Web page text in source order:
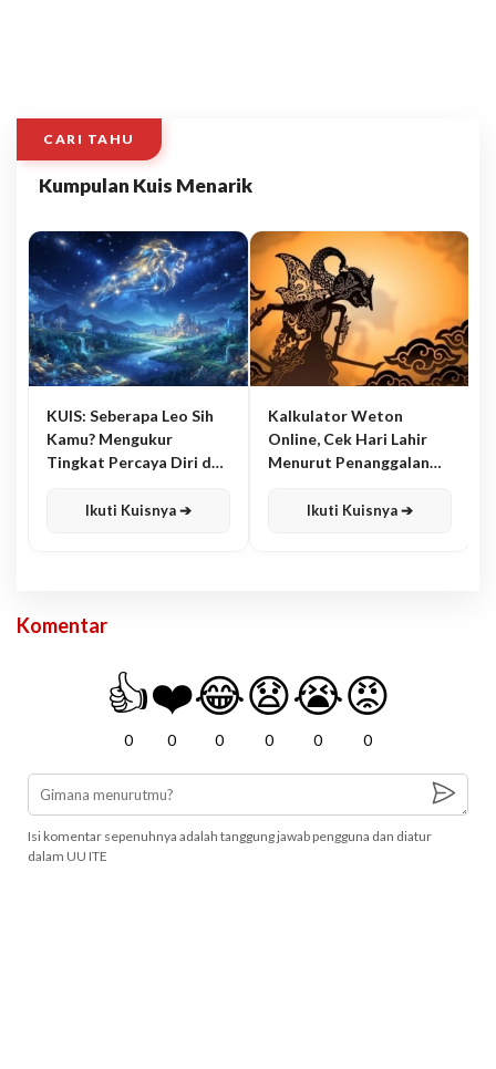
CARI TAHU
Kumpulan Kuis Menarik
KUIS: Seberapa Leo Sih
Kamu? Mengukur
Tingkat Percaya Diri dan
Ikuti Kuisnya ➔
Kalkulator Weton
Online, Cek Hari Lahir
Menurut Penanggalan
Ikuti Kuisnya ➔
Komentar
👍
0
❤️
0
😂
0
😧
0
😭
0
😡
0
Isi komentar sepenuhnya adalah tanggung jawab pengguna dan diatur
dalam UU ITE